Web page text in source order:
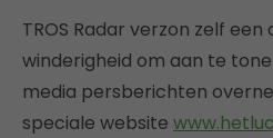
TROS Radar verzon zelf
winderigheid om aan te
media persberichten
speciale website